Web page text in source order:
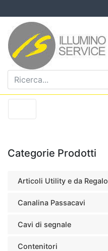
Categorie Prodotti
Articoli Utility e da Regalo
Canalina Passacavi
Cavi di segnale
Contenitori